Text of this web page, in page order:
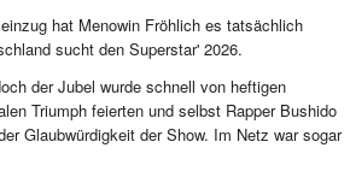
hat Menowin Fröhlich es tatsächlich
sucht den Superstar' 2026.
der Jubel wurde schnell von heftigen
Triumph feierten und selbst Rapper Bushido
Glaubwürdigkeit der Show. Im Netz war sogar